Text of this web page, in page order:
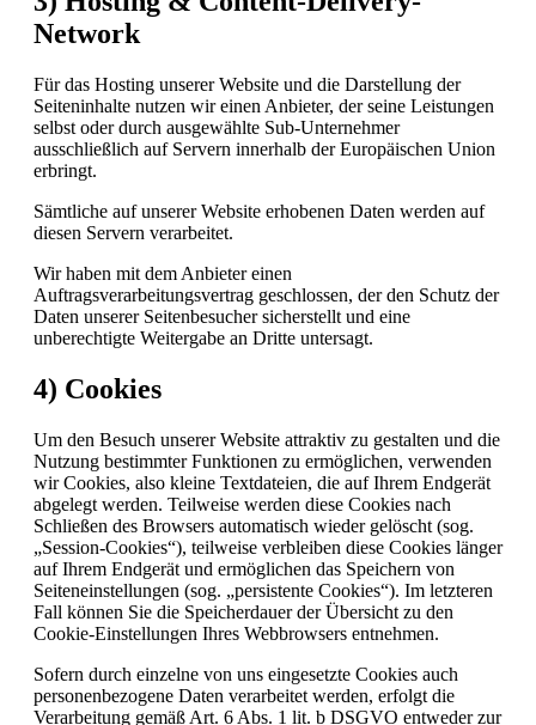
Network
Für das Hosting unserer Website und die Darstellung der
Seiteninhalte nutzen wir einen Anbieter, der seine Leistungen
selbst oder durch ausgewählte Sub-Unternehmer
ausschließlich auf Servern innerhalb der Europäischen Union
erbringt.
Sämtliche auf unserer Website erhobenen Daten werden auf
diesen Servern verarbeitet.
Wir haben mit dem Anbieter einen
Auftragsverarbeitungsvertrag geschlossen, der den Schutz der
Daten unserer Seitenbesucher sicherstellt und eine
unberechtigte Weitergabe an Dritte untersagt.
4) Cookies
Um den Besuch unserer Website attraktiv zu gestalten und die
Nutzung bestimmter Funktionen zu ermöglichen, verwenden
wir Cookies, also kleine Textdateien, die auf Ihrem Endgerät
abgelegt werden. Teilweise werden diese Cookies nach
Schließen des Browsers automatisch wieder gelöscht (sog.
„Session-Cookies“), teilweise verbleiben diese Cookies länger
auf Ihrem Endgerät und ermöglichen das Speichern von
Seiteneinstellungen (sog. „persistente Cookies“). Im letzteren
Fall können Sie die Speicherdauer der Übersicht zu den
Cookie-Einstellungen Ihres Webbrowsers entnehmen.
Sofern durch einzelne von uns eingesetzte Cookies auch
personenbezogene Daten verarbeitet werden, erfolgt die
Verarbeitung gemäß Art. 6 Abs. 1 lit. b DSGVO entweder zur